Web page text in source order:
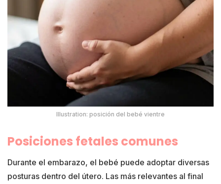
Illustration: posición del bebé vientre
Posiciones fetales comunes
Durante el embarazo, el bebé puede adoptar diversas
posturas dentro del útero. Las más relevantes al final